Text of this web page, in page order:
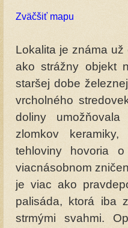
Zväčšiť mapu
Lokalita je známa
ako strážny objekt
staršej dobe
vrcholného
doliny
zlomkov
tehloviny hovoria
viacnásobnom
je viac ako
palisáda, ktorá iba
strmými svahmi.